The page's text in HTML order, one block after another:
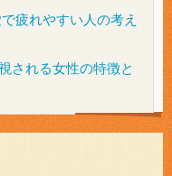
疲れやすい人の考え
される女性の特徴と